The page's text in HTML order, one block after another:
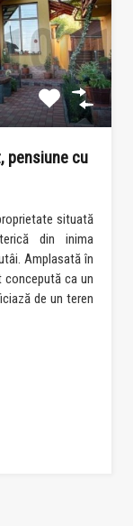
pensiune cu
situată
din inima
Amplasată în
ca un
de un teren